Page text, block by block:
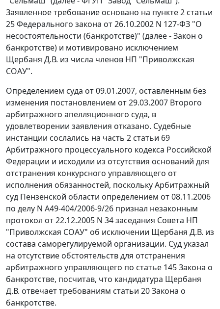
Заявленное требование основано на пункте 2 статьи
25 Федерального закона от 26.10.2002 N 127-ФЗ "О
несостоятельности (банкротстве)" (далее - Закон о
банкротстве) и мотивировано исключением
Щербаня Д.В. из числа членов НП "Приволжская
СОАУ".
Определением суда от 09.01.2007, оставленным без
изменения постановлением от 29.03.2007 Второго
арбитражного апелляционного суда, в
удовлетворении заявления отказано. Судебные
инстанции сослались на часть 2 статьи 69
Арбитражного процессуального кодекса Российской
Федерации и исходили из отсутствия оснований для
отстранения конкурсного управляющего от
исполнения обязанностей, поскольку Арбитражный
суд Пензенской области определением от 08.11.2006
по делу N А49-404/2006-9/26 признал незаконным
протокол от 22.12.2005 N 34 заседания Совета НП
"Приволжская СОАУ" об исключении Щербаня Д.В. из
состава саморегулируемой организации. Суд указал
на отсутствие обстоятельств для отстранения
арбитражного управляющего по статье 145 Закона о
банкротстве, посчитав, что кандидатура Щербаня
Д.В. отвечает требованиям статьи 20 Закона о
банкротстве.